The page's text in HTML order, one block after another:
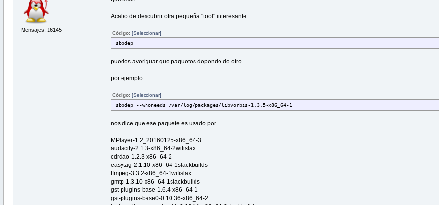
Mensajes: 16145
Acabo de descubrir otra pequeña "tool" interesante..
Código:[Seleccionar]
sbbdep
puedes averiguar que paquetes depende de otro..
por ejemplo
Código:[Seleccionar]
sbbdep --whoneeds /var/log/packages/libvorbis-1.3.5-x86_64-1
nos dice que ese paquete es usado por ...
MPlayer-1.2_20160125-x86_64-3
audacity-2.1.3-x86_64-2wifislax
cdrdao-1.2.3-x86_64-2
easytag-2.1.10-x86_64-1slackbuilds
ffmpeg-3.3.2-x86_64-1wifislax
gmtp-1.3.10-x86_64-1slackbuilds
gst-plugins-base-1.6.4-x86_64-1
gst-plugins-base0-0.10.36-x86_64-2